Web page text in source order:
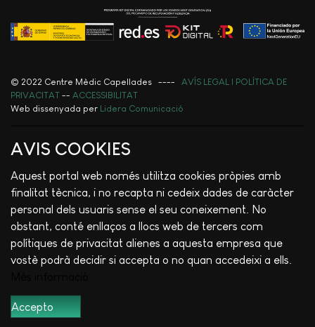
© 2022 Centre Mèdic Capellades ---- AVÍS LEGAL I POLÍTICA DE
PRIVACITAT -- ACCESSIBILITAT
Web dissenyada per Lidera Comunicació
AVIS COOKIES
Aquest portal web només utilitza cookies pròpies amb
finalitat tècnica, i no recapta ni cedeix dades de caràcter
personal dels usuaris sense el seu coneixement. No
obstant, conté enllaços a llocs web de tercers com
polítiques de privacitat alienes a aquesta empresa que
vostè podrà decidir si accepta o no quan accedeixi a ells.
Accepto